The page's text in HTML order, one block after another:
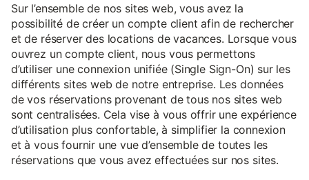
Sur l’ensemble de nos sites web, vous avez la
possibilité de créer un compte client afin de rechercher
et de réserver des locations de vacances. Lorsque vous
ouvrez un compte client, nous vous permettons
d’utiliser une connexion unifiée (Single Sign-On) sur les
différents sites web de notre entreprise. Les données
de vos réservations provenant de tous nos sites web
sont centralisées. Cela vise à vous offrir une expérience
d’utilisation plus confortable, à simplifier la connexion
et à vous fournir une vue d’ensemble de toutes les
réservations que vous avez effectuées sur nos sites.